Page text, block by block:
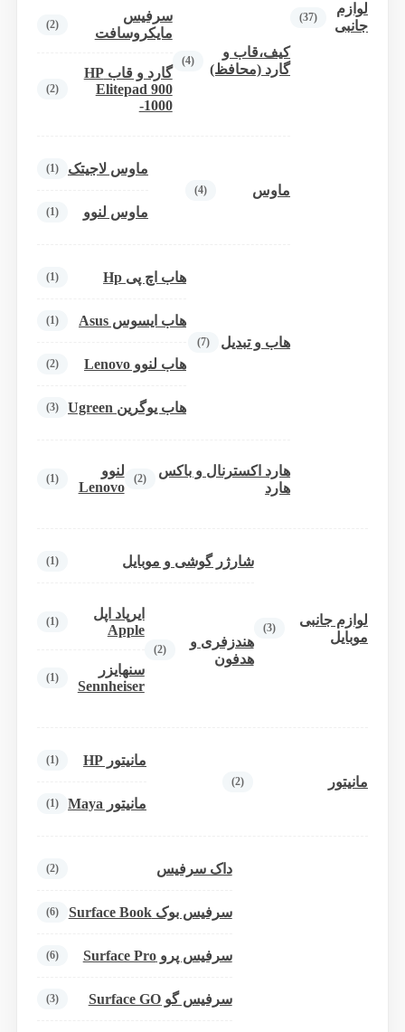
لوازم
جانبی
(37)
کیف،قاب و
گارد (محافظ)
(4)
سرفیس
مایکروسافت
(2)
گارد و قاب HP
Elitepad 900
-1000
(2)
ماوس (4)
ماوس لاجیتک (1)
ماوس لنوو (1)
هاب و تبدیل (7)
هاب اچ پی Hp (1)
هاب ایسوس Asus (1)
هاب لنوو Lenovo (2)
هاب یوگرین Ugreen (3)
هارد اکسترنال و باکس
هارد
(2)
لنوو
Lenovo
(1)
لوازم جانبی
موبایل
(3)
شارژر گوشی و موبایل (1)
هندزفری و
هدفون
(2)
ایرپاد اپل
Apple
(1)
سنهایزر
Sennheiser
(1)
مانیتور (2)
مانیتور HP (1)
مانیتور Maya (1)
داک سرفیس (2)
سرفیس بوک Surface Book (6)
سرفیس پرو Surface Pro (6)
سرفیس گو Surface GO (3)